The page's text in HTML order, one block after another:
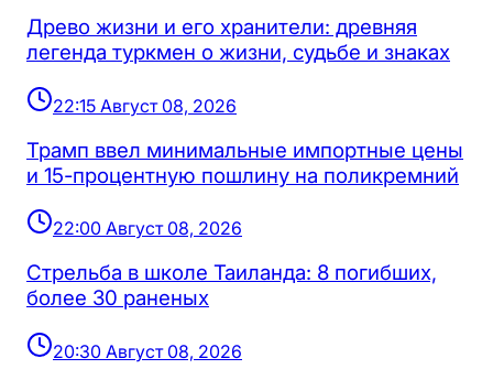
Древо жизни и его хранители: древняя
легенда туркмен о жизни, судьбе и знаках
22:15 Август 08, 2026
Трамп ввел минимальные импортные цены
и 15-процентную пошлину на поликремний
22:00 Август 08, 2026
Стрельба в школе Таиланда: 8 погибших,
более 30 раненых
20:30 Август 08, 2026